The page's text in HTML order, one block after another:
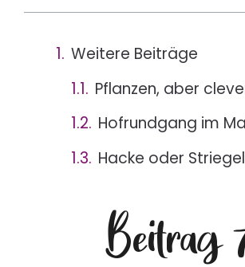
Beitrag
Weitere Beiträge
Pflanzen, aber
Hofrundgang im
Hacke oder